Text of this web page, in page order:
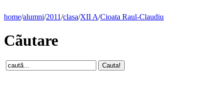
home/alumni/2011/clasa/XII A/Cioata Raul-Claudiu
Cãutare